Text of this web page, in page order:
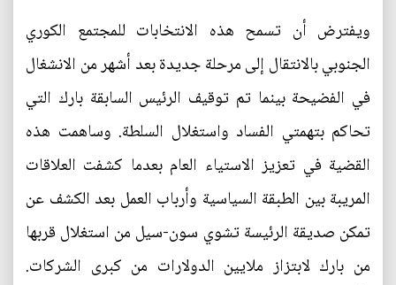
ويفترض أن تسمح هذه الانتخابات للمجتمع الكوري
الجنوبي بالانتقال إلى مرحلة جديدة بعد أشهر من الانشغال
في الفضيحة بينما تم توقيف الرئيس السابقة بارك التي
تحاكم بتهمتي الفساد واستغلال السلطة. وساهمت هذه
القضية في تعزيز الاستياء العام بعدما كشفت العلاقات
المريبة بين الطبقة السياسية وأرباب العمل بعد الكشف عن
تمكن صديقة الرئيسة تشوي سون-سيل من استغلال قربها
من بارك لابتزاز ملايين الدولارات من كبرى الشركات.